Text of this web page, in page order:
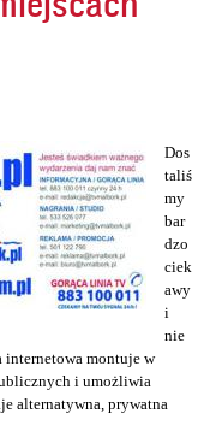
Dos
taliś
my
bar
dzo
ciek
awy
i
nie
internetowa montuje w
i umożliwia
alternatywna, prywatna